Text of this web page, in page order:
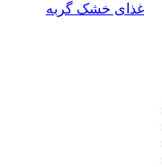
غذای خشک گربه